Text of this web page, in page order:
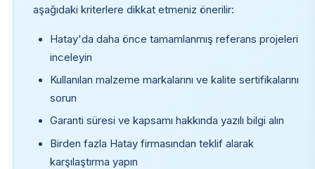
aşağıdaki kriterlere dikkat etmeniz önerilir:
Hatay'da daha önce tamamlanmış referans projeleri
inceleyin
Kullanılan malzeme markalarını ve kalite sertifikalarını
sorun
Garanti süresi ve kapsamı hakkında yazılı bilgi alın
Birden fazla Hatay firmasından teklif alarak
karşılaştırma yapın